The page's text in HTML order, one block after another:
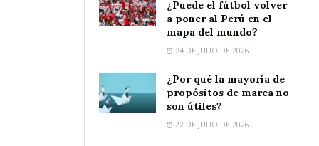
¿Puede el fútbol volver
a poner al Perú en el
mapa del mundo?
24 DE JULIO DE 2026
¿Por qué la mayoría de
propósitos de marca no
son útiles?
22 DE JULIO DE 2026